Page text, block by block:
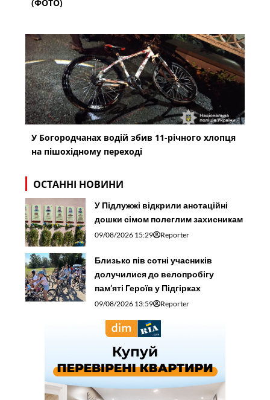
(ФОТО)
У Богородчанах водій збив 11-річного хлопця
на пішохідному переході
ОСТАННІ НОВИНИ
У Підлужжі відкрили анотаційні
дошки сімом полеглим захисникам
09/08/2026 15:29 Reporter
Близько пів сотні учасників
долучилися до велопробігу
пам’яті Героїв у Підгірках
09/08/2026 13:59 Reporter